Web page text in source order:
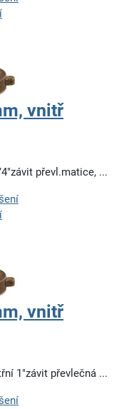
vnitř
převl.matice, ...
vnitř
1"závit převlečná ...